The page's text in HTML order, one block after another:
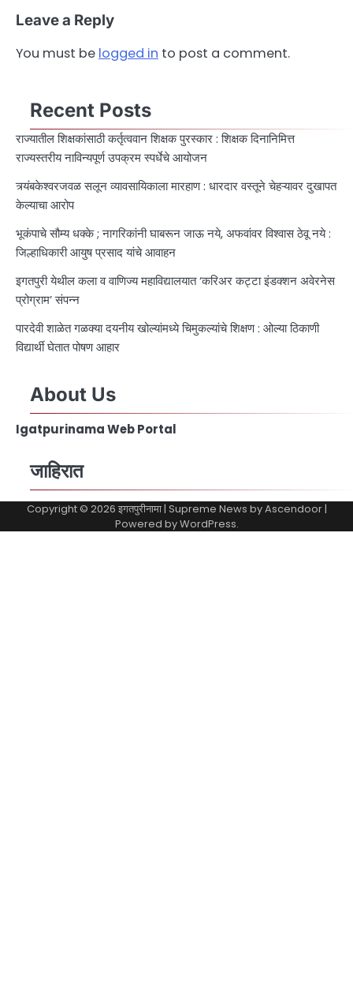
Leave a Reply
You must be logged in to post a comment.
Recent Posts
राज्यातील शिक्षकांसाठी कर्तृत्ववान शिक्षक पुरस्कार : शिक्षक दिनानिमित्त
राज्यस्तरीय नाविन्यपूर्ण उपक्रम स्पर्धेचे आयोजन
त्र्यंबकेश्वरजवळ सलून व्यावसायिकाला मारहाण : धारदार वस्तूने चेहऱ्यावर दुखापत
केल्याचा आरोप
भूकंपाचे सौम्य धक्के ; नागरिकांनी घाबरून जाऊ नये, अफवांवर विश्वास ठेवू नये :
जिल्हाधिकारी आयुष प्रसाद यांचे आवाहन
इगतपुरी येथील कला व वाणिज्य महाविद्यालयात ‘करिअर कट्टा इंडक्शन अवेरनेस
प्रोग्राम’ संपन्न
पारदेवी शाळेत गळक्या दयनीय खोल्यांमध्ये चिमुकल्यांचे शिक्षण : ओल्या ठिकाणी
विद्यार्थी घेतात पोषण आहार
About Us
Igatpurinama Web Portal
जाहिरात
Copyright © 2026 इगतपुरीनामा| Supreme News byAscendoor|
Powered byWordPress.